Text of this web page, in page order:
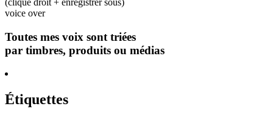
voice over
Toutes mes voix sont triées
par timbres, produits ou médias
Étiquettes